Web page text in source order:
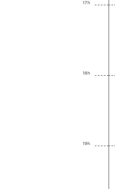
17h
18h
19h